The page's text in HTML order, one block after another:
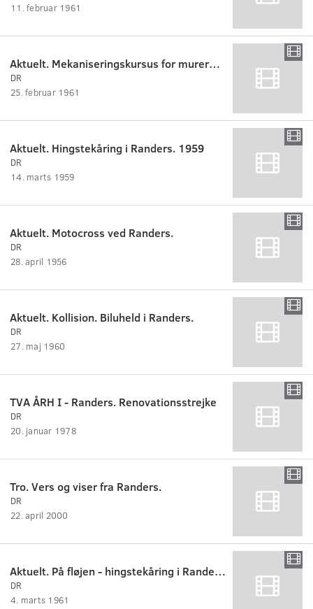
11. februar 1961
Aktuelt. Mekaniseringskursus for murermestre,Randers.
DR
25. februar 1961
Aktuelt. Hingstekåring i Randers. 1959
DR
14. marts 1959
Aktuelt. Motocross ved Randers.
DR
28. april 1956
Aktuelt. Kollision. Biluheld i Randers.
DR
27. maj 1960
TVA ÅRH I - Randers. Renovationsstrejke
DR
20. januar 1978
Tro. Vers og viser fra Randers.
DR
22. april 2000
Aktuelt. På fløjen - hingstekåring i Randers.
DR
4. marts 1961